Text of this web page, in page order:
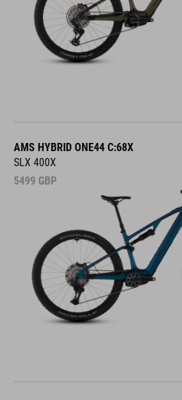
AMS HYBRID ONE44 C:68X
SLX 400X
5499 GBP